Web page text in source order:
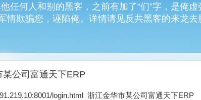
任何人和别的黑客，之前有加了“们”字，是俺虚
欺骗您，诬陷俺。详情请见反共黑客的来龙去
公司富通天下ERP
login.html 浙江金华市某公司富通天下ERP